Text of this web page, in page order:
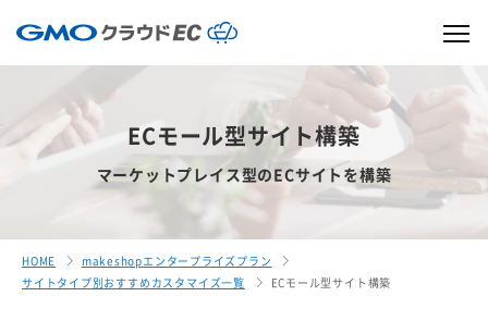
ECモール型サイト構築
マーケットプレイス型のECサイトを構築
HOME
makeshopエンタープライズプラン
サイトタイプ別おすすめカスタマイズ一覧
ECモール型サイト構築